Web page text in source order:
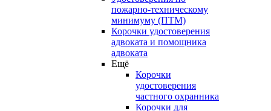
пожарно-техническому
минимуму (ПТМ)
Корочки удостоверения
адвоката и помощника
адвоката
Ещё
Корочки
удостоверения
частного охранника
Корочки для